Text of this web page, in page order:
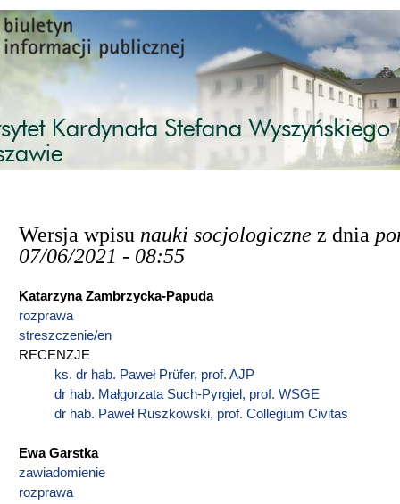
Przejdź do treści
Wersja wpisu nauki socjologiczne z dnia
07/06/2021 - 08:55
Katarzyna Zambrzycka-Papuda
rozprawa
streszczenie/en
RECENZJE
ks. dr hab. Paweł Prüfer, prof. AJP
dr hab. Małgorzata Such-Pyrgiel, prof. WSGE
dr hab. Paweł Ruszkowski, prof. Collegium Civitas
Ewa Garstka
zawiadomienie
rozprawa